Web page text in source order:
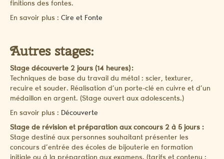
finitions des fontes.
En savoir plus : Cire et Fonte
Autres stages:
Stage découverte 2 jours (14 heures) :
Techniques de base du travail du métal : scier, texturer,
recuire et souder. Réalisation d’un porte-clé en cuivre et d’un
médaillon en argent. (Stage ouvert aux adolescents.)
En savoir plus : Découverte
Stage de révision et préparation aux concours 2 à 5 jours :
Stage destiné aux personnes souhaitant présenter les
concours d’entrée des écoles de bijouterie en formation